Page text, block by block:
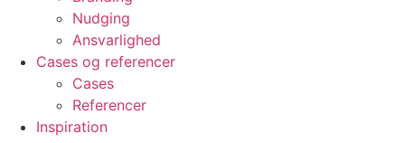
Nudging
Ansvarlighed
Cases og referencer
Cases
Referencer
Inspiration